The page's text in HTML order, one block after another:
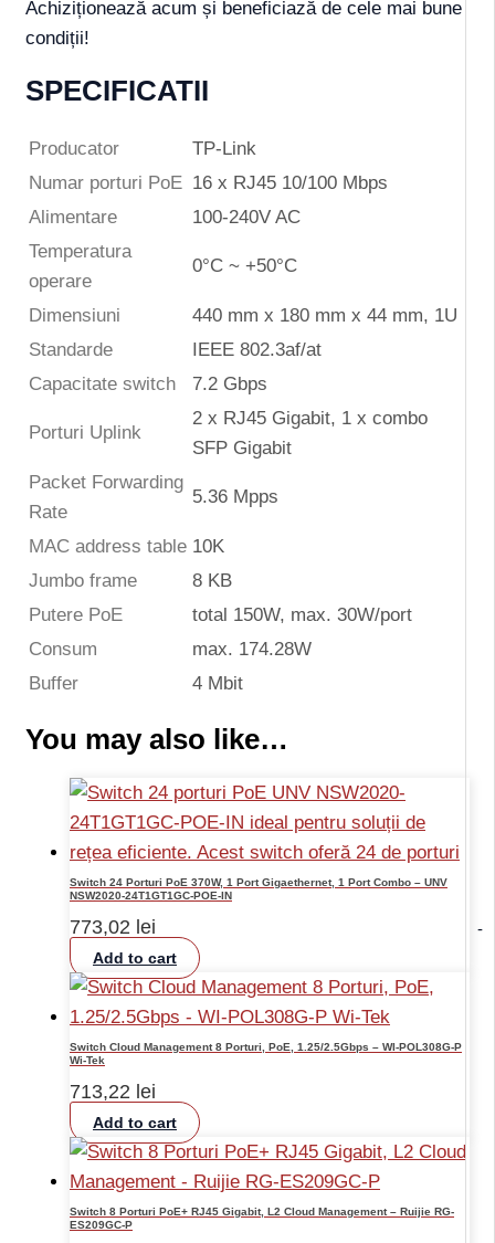
-
Achiziționează acum și beneficiază de cele mai bune
condiții!
SPECIFICATII
Producator
TP-Link
Numar porturi PoE 16 x RJ45 10/100 Mbps
Alimentare
100-240V AC
Temperatura
operare
0°C ~ +50°C
Dimensiuni
440 mm x 180 mm x 44 mm, 1U
Standarde
IEEE 802.3af/at
Capacitate switch
7.2 Gbps
Porturi Uplink
2 x RJ45 Gigabit, 1 x combo
SFP Gigabit
Packet Forwarding
Rate
5.36 Mpps
MAC address table 10K
Jumbo frame
8 KB
Putere PoE
total 150W, max. 30W/port
Consum
max. 174.28W
Buffer
4 Mbit
You may also like…
Switch 24 Porturi PoE 370W, 1 Port Gigaethernet, 1 Port Combo – UNV
NSW2020-24T1GT1GC-POE-IN
773,02 lei
Add to cart
Switch Cloud Management 8 Porturi, PoE, 1.25/2.5Gbps – WI-POL308G-P
Wi-Tek
713,22 lei
Add to cart
Switch 8 Porturi PoE+ RJ45 Gigabit, L2 Cloud Management – Ruijie RG-
ES209GC-P